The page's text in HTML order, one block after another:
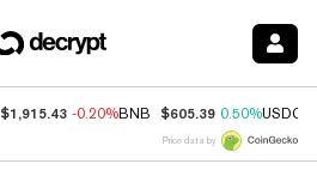
$1,915.43 -0.20%BNB $605.39 0.50%USDC
Price data by